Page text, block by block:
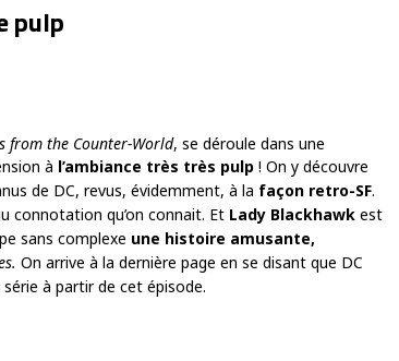
pulp
from the Counter-World, se déroule dans une
à l’ambiance très très pulp ! On y découvre
de DC, revus, évidemment, à la façon retro-SF.
connotation qu’on connait. Et Lady Blackhawk est
sans complexe une histoire amusante,
On arrive à la dernière page en se disant que DC
à partir de cet épisode.